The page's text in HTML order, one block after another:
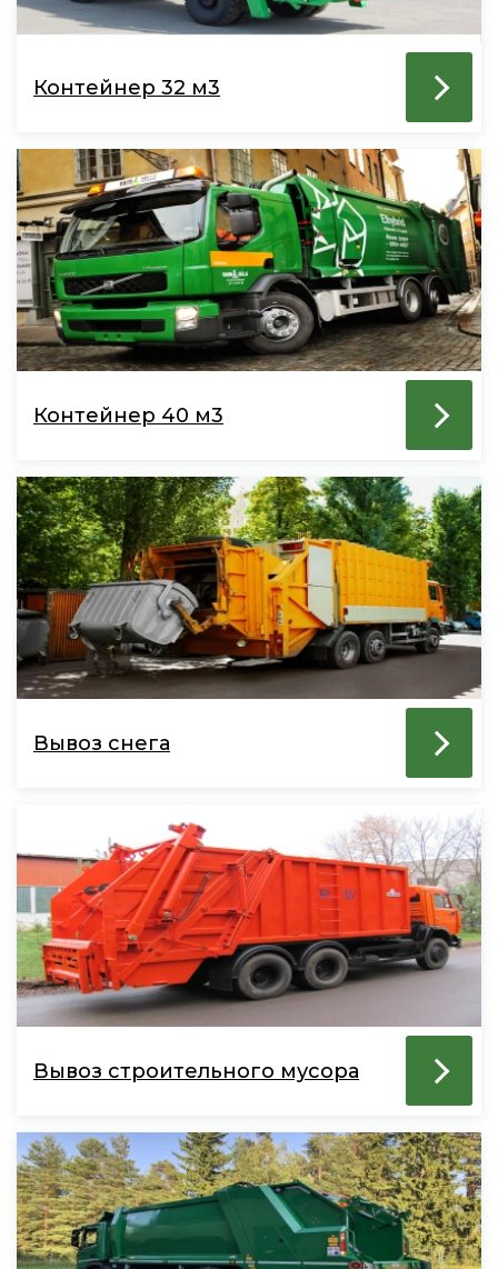
Контейнер 32 м3
Контейнер 40 м3
Вывоз снега
Вывоз строительного мусора